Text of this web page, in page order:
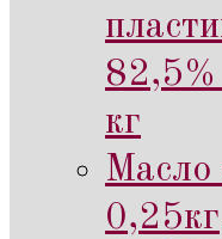
кг
Масло